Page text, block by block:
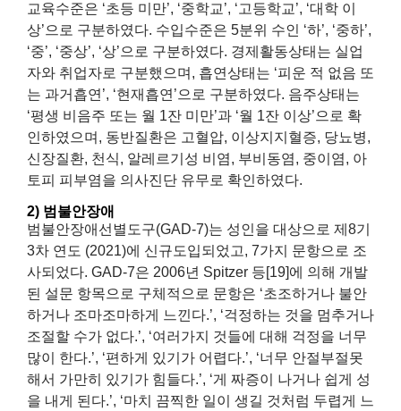
교육수준은 ‘초등 미만’, ‘중학교’, ‘고등학교’, ‘대학 이
상’으로 구분하였다. 수입수준은 5분위 수인 ‘하’, ‘중하’,
‘중’, ‘중상’, ‘상’으로 구분하였다. 경제활동상태는 실업
자와 취업자로 구분했으며, 흡연상태는 ‘피운 적 없음 또
는 과거흡연’, ‘현재흡연’으로 구분하였다. 음주상태는
‘평생 비음주 또는 월 1잔 미만’과 ‘월 1잔 이상’으로 확
인하였으며, 동반질환은 고혈압, 이상지지혈증, 당뇨병,
신장질환, 천식, 알레르기성 비염, 부비동염, 중이염, 아
토피 피부염을 의사진단 유무로 확인하였다.
2) 범불안장애
범불안장애선별도구(GAD-7)는 성인을 대상으로 제8기
3차 연도 (2021)에 신규도입되었고, 7가지 문항으로 조
사되었다. GAD-7은 2006년 Spitzer 등[19]에 의해 개발
된 설문 항목으로 구체적으로 문항은 ‘초조하거나 불안
하거나 조마조마하게 느낀다.’, ‘걱정하는 것을 멈추거나
조절할 수가 없다.’, ‘여러가지 것들에 대해 걱정을 너무
많이 한다.’, ‘편하게 있기가 어렵다.’, ‘너무 안절부절못
해서 가만히 있기가 힘들다.’, ‘게 짜증이 나거나 쉽게 성
을 내게 된다.’, ‘마치 끔찍한 일이 생길 것처럼 두렵게 느